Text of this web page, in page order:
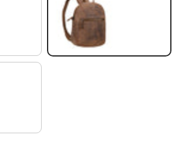
mittel - braun